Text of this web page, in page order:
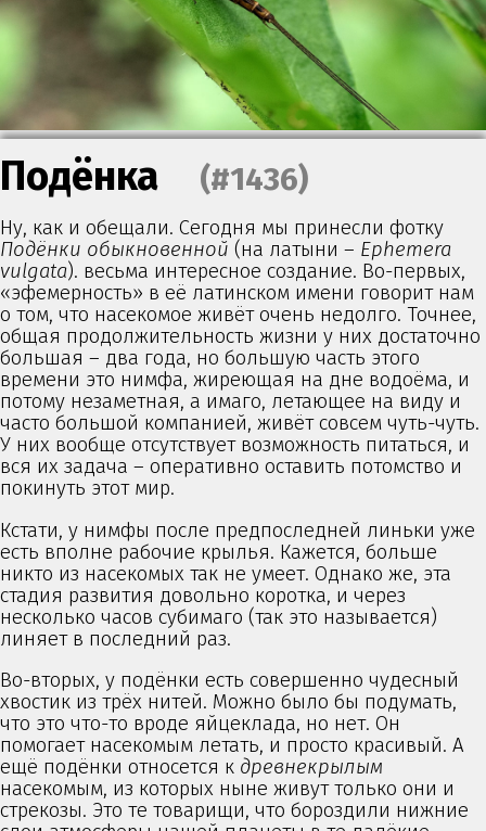
Подёнка (#1436)
Ну, как и обещали. Сегодня мы принесли фотку
Подёнки обыкновенной (на латыни – Ephemera
vulgata). весьма интересное создание. Во-первых,
«эфемерность» в её латинском имени говорит нам
о том, что насекомое живёт очень недолго. Точнее,
общая продолжительность жизни у них достаточно
большая – два года, но большую часть этого
времени это нимфа, жиреющая на дне водоёма, и
потому незаметная, а имаго, летающее на виду и
часто большой компанией, живёт совсем чуть-чуть.
У них вообще отсутствует возможность питаться, и
вся их задача – оперативно оставить потомство и
покинуть этот мир.
Кстати, у нимфы после предпоследней линьки уже
есть вполне рабочие крылья. Кажется, больше
никто из насекомых так не умеет. Однако же, эта
стадия развития довольно коротка, и через
несколько часов субимаго (так это называется)
линяет в последний раз.
Во-вторых, у подёнки есть совершенно чудесный
хвостик из трёх нитей. Можно было бы подумать,
что это что-то вроде яйцеклада, но нет. Он
помогает насекомым летать, и просто красивый. А
ещё подёнки относется к древнекрылым
насекомым, из которых ныне живут только они и
стрекозы. Это те товарищи, что бороздили нижние